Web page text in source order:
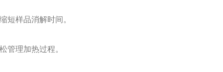
短样品消解时间。
管理加热过程。